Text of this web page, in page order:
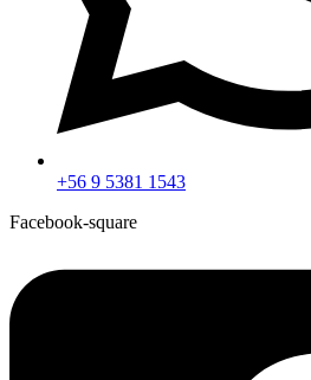
+56 9 5381 1543
Facebook-square